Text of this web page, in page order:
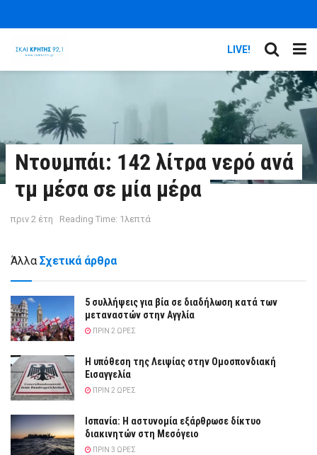
LIVE!
Ντουμπάι: 142 λίτρα νερό ανά
τμ μέσα σε μία μέρα
πριν 2 έτη Reading Time: 1λεπτά
Άλλα Σχετικά άρθρα
5 συλλήψεις για βία σε διαδήλωση κατά των
μεταναστών στην Αγγλία
ΠΡΙΝ 2 ΏΡΕΣ
Η υπόθεση της Λειψίας στην Ομοσπονδιακή
Εισαγγελία
ΠΡΙΝ 2 ΏΡΕΣ
Ισπανία: Η αστυνομία εξάρθρωσε δίκτυο
διακινητών στη Μεσόγειο
ΠΡΙΝ 3 ΏΡΕΣ